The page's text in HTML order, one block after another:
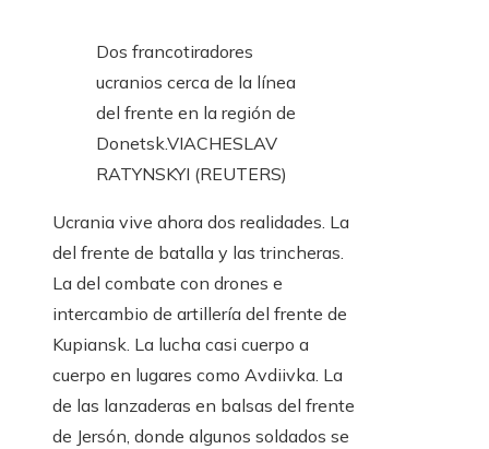
Dos francotiradores
ucranios cerca de la línea
del frente en la región de
Donetsk.VIACHESLAV
RATYNSKYI (REUTERS)
Ucrania vive ahora dos realidades. La
del frente de batalla y las trincheras.
La del combate con drones e
intercambio de artillería del frente de
Kupiansk. La lucha casi cuerpo a
cuerpo en lugares como Avdiivka. La
de las lanzaderas en balsas del frente
de Jersón, donde algunos soldados se